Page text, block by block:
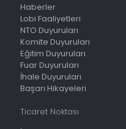
Haberler
Lobi Faaliyetleri
NTO Duyuruları
Komite Duyuruları
Eğitim Duyuruları
Fuar Duyuruları
İhale Duyuruları
Başarı Hikayeleri
Ticaret Noktası